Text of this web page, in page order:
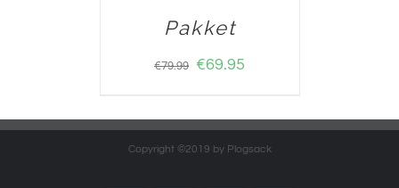
Pakket
€79.99 €69.95
Copyright ©2019 by Plogsack